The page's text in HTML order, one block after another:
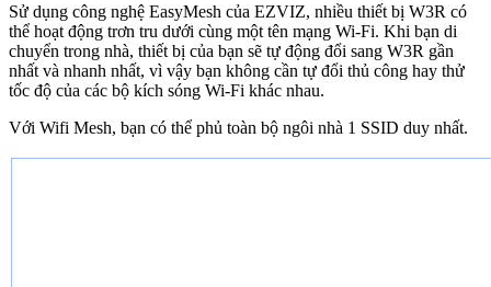
Sử dụng công nghệ EasyMesh của EZVIZ, nhiều thiết bị W3R có
thể hoạt động trơn tru dưới cùng một tên mạng Wi-Fi. Khi bạn di
chuyển trong nhà, thiết bị của bạn sẽ tự động đổi sang W3R gần
nhất và nhanh nhất, vì vậy bạn không cần tự đổi thủ công hay thử
tốc độ của các bộ kích sóng Wi-Fi khác nhau.
Với Wifi Mesh, bạn có thể phủ toàn bộ ngôi nhà 1 SSID duy nhất.